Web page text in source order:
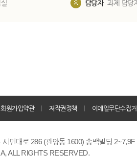
담당자 과제 담당
회원가입약관 저작권정책 이메일무단수집
시민대로 286 (관양동 1600) 송백빌딩
ALL RIGHTS RESERVED.